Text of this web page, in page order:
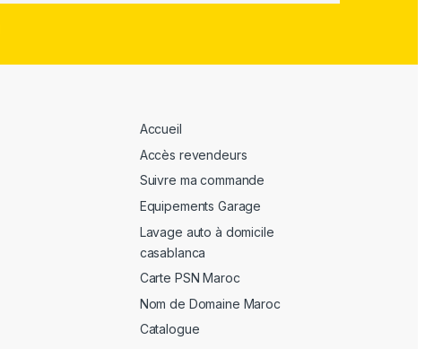
Accueil
Accès revendeurs
Suivre ma commande
Equipements Garage
Lavage auto à domicile
casablanca
Carte PSN Maroc
Nom de Domaine Maroc
Catalogue